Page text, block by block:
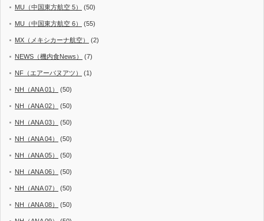
MU（中国東方航空 5） (50)
MU（中国東方航空 6） (55)
MX（メキシカーナ航空） (2)
NEWS（機内食News） (7)
NF（エアーバヌアツ） (1)
NH（ANA 01） (50)
NH（ANA 02） (50)
NH（ANA 03） (50)
NH（ANA 04） (50)
NH（ANA 05） (50)
NH（ANA 06） (50)
NH（ANA 07） (50)
NH（ANA 08） (50)